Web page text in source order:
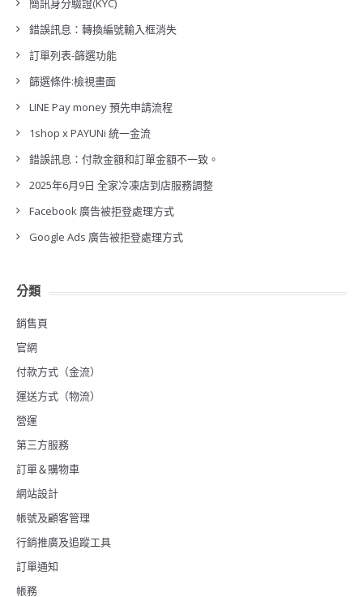
簡訊身分驗證(KYC)
錯誤訊息：轉換編號輸入框消失
訂單列表-篩選功能
篩選條件:檢視畫面
LINE Pay money 預先申請流程
1shop x PAYUNi 統一金流
錯誤訊息：付款金額和訂單金額不一致。
2025年6月9日 全家冷凍店到店服務調整
Facebook 廣告被拒登處理方式
Google Ads 廣告被拒登處理方式
分類
銷售頁
官網
付款方式（金流）
運送方式（物流）
營運
第三方服務
訂單＆購物車
網站設計
帳號及顧客管理
行銷推廣及追蹤工具
訂單通知
帳務